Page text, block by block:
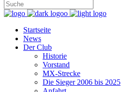
Startseite
News
Der Club
Historie
Vorstand
MX-Strecke
Die Sieger 2006 bis 2025